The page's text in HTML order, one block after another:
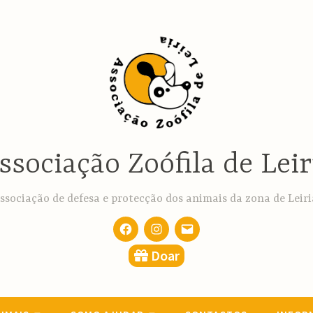
Zoófila de
de defesa e protecção dos animais da zona de
FacebookInstagram
email
Doar